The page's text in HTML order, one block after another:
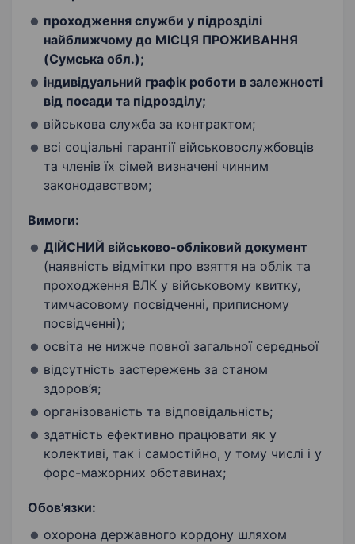
проходження служби у підрозділі
найближчому до МІСЦЯ ПРОЖИВАННЯ
(Сумська обл.);
індивідуальний графік роботи в залежності
від посади та підрозділу;
військова служба за контрактом;
всі соціальні гарантії військовослужбовців
та членів їх сімей визначені чинним
законодавством;
Вимоги:
ДІЙСНИЙ військово-обліковий документ
(наявність відмітки про взяття на облік та
проходження ВЛК у військовому квитку,
тимчасовому посвідченні, приписному
посвідченні);
освіта не нижче повної загальної середньої
відсутність застережень за станом
здоров’я;
організованість та відповідальність;
здатність ефективно працювати як у
колективі, так і самостійно, у тому числі і у
форс-мажорних обставинах;
Обов’язки:
охорона державного кордону шляхом